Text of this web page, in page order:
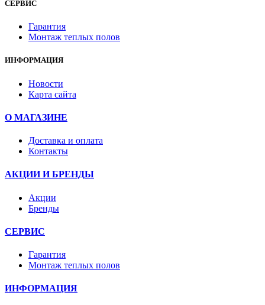
СЕРВИС
Гарантия
Монтаж теплых полов
ИНФОРМАЦИЯ
Новости
Карта сайта
О МАГАЗИНЕ
Доставка и оплата
Контакты
АКЦИИ И БРЕНДЫ
Акции
Бренды
СЕРВИС
Гарантия
Монтаж теплых полов
ИНФОРМАЦИЯ